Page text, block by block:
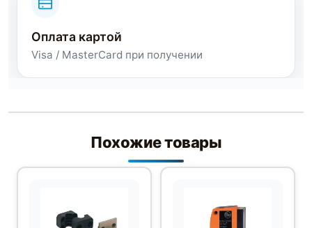
Оплата картой
Visa / MasterCard при получении
Похожие товары